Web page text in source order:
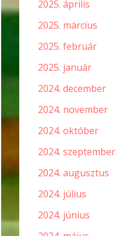
2025. április
2025. március
2025. február
2025. január
2024. december
2024. november
2024. október
2024. szeptember
2024. augusztus
2024. július
2024. június